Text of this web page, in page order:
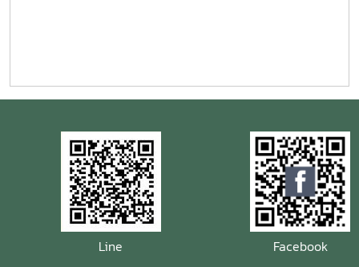
Line Facebook